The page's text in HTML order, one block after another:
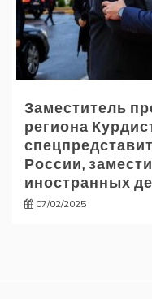
Заместитель
региона
России,
иностранных
07/02/2025